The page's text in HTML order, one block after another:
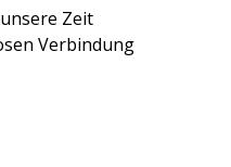
Zeit
Verbindung